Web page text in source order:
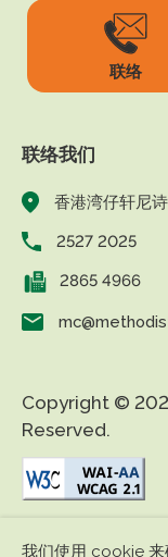
联络
联络我们
香港湾仔轩尼
2527 2025
2865 4966
Copyright ©
Reserved.
我们使用 cookie 来